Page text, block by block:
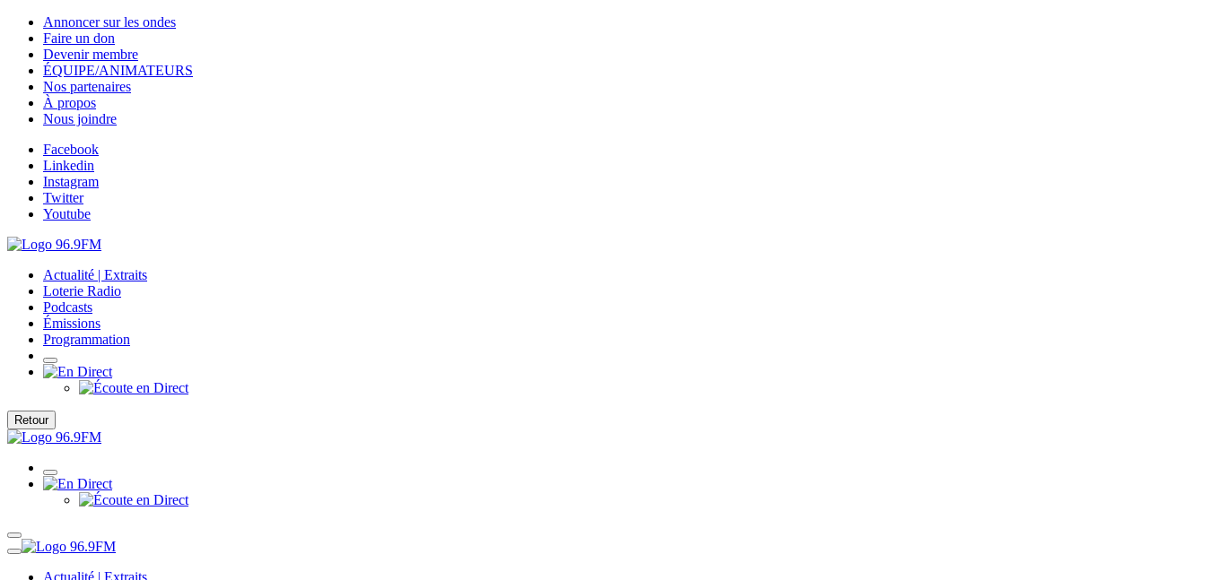
Annoncer sur les ondes
Faire un don
Devenir membre
ÉQUIPE/ANIMATEURS
Nos partenaires
À propos
Nous joindre
Facebook
Linkedin
Instagram
Twitter
Youtube
Actualité | Extraits
Loterie Radio
Podcasts
Émissions
Programmation
Retour
Actualité | Extraits